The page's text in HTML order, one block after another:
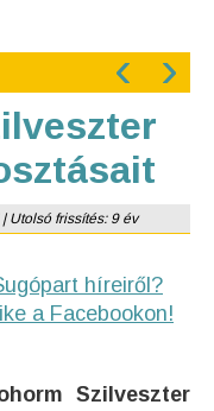
‹ ›
Utolsó frissítés: 9 év
híreiről?
a Facebookon!
Szilveszter